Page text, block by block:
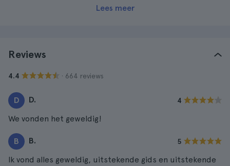
Lees meer
Reviews
4.4 · 664 reviews
D D. 4
We vonden het geweldig!
B B. 5
Ik vond alles geweldig, uitstekende gids en uitstekende